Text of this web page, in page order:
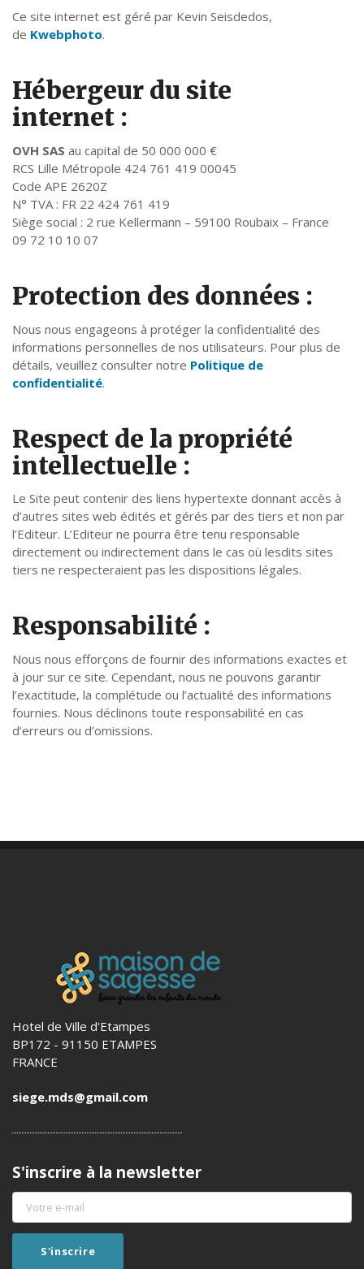
Ce site internet est géré par Kevin Seisdedos,
de Kwebphoto.
Hébergeur du site
internet :
OVH SAS au capital de 50 000 000 €
RCS Lille Métropole 424 761 419 00045
Code APE 2620Z
N° TVA : FR 22 424 761 419
Siège social : 2 rue Kellermann – 59100 Roubaix – France
09 72 10 10 07
Protection des données :
Nous nous engageons à protéger la confidentialité des
informations personnelles de nos utilisateurs. Pour plus de
détails, veuillez consulter notre Politique de
confidentialité.
Respect de la propriété
intellectuelle :
Le Site peut contenir des liens hypertexte donnant accès à
d’autres sites web édités et gérés par des tiers et non par
l’Editeur. L’Editeur ne pourra être tenu responsable
directement ou indirectement dans le cas où lesdits sites
tiers ne respecteraient pas les dispositions légales.
Responsabilité :
Nous nous efforçons de fournir des informations exactes et
à jour sur ce site. Cependant, nous ne pouvons garantir
l’exactitude, la complétude ou l’actualité des informations
fournies. Nous déclinons toute responsabilité en cas
d’erreurs ou d’omissions.
Hotel de Ville d'Etampes
BP172 - 91150 ETAMPES
FRANCE
siege.mds@gmail.com
S'inscrire à la newsletter